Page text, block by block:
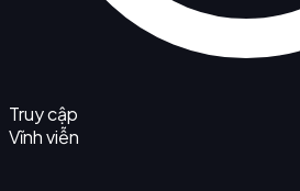
Truy cập
Vĩnh viễn